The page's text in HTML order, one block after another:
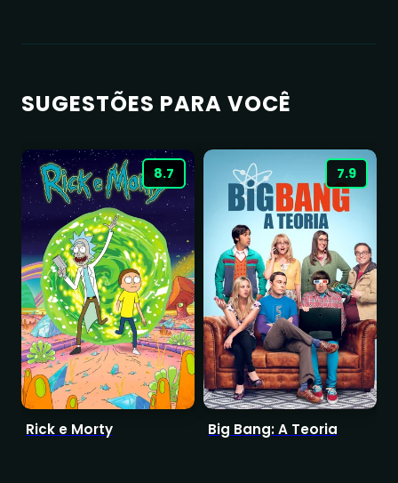
SUGESTÕES PARA VOCÊ
8.7
Rick e Morty
7.9
Big Bang: A Teoria